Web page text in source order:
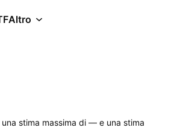
Altro
stima massima di — e una stima